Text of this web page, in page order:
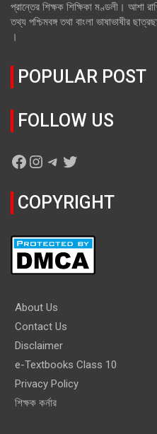
প্রান্তের শিক্ষক শিক্ষিকা মণ্ডলী।
তথ্য পশ্চিমবঙ্গ তথা বাংলা ভাষাভাষীর
।
POPULAR POST
FOLLOW US
Facebook
Instagram
Telegram
Twitter
COPYRIGHT
About Us
Contact Us
Disclaimer
e-Textbooks Class 10
Privacy Policy
শিক্ষক কর্নার